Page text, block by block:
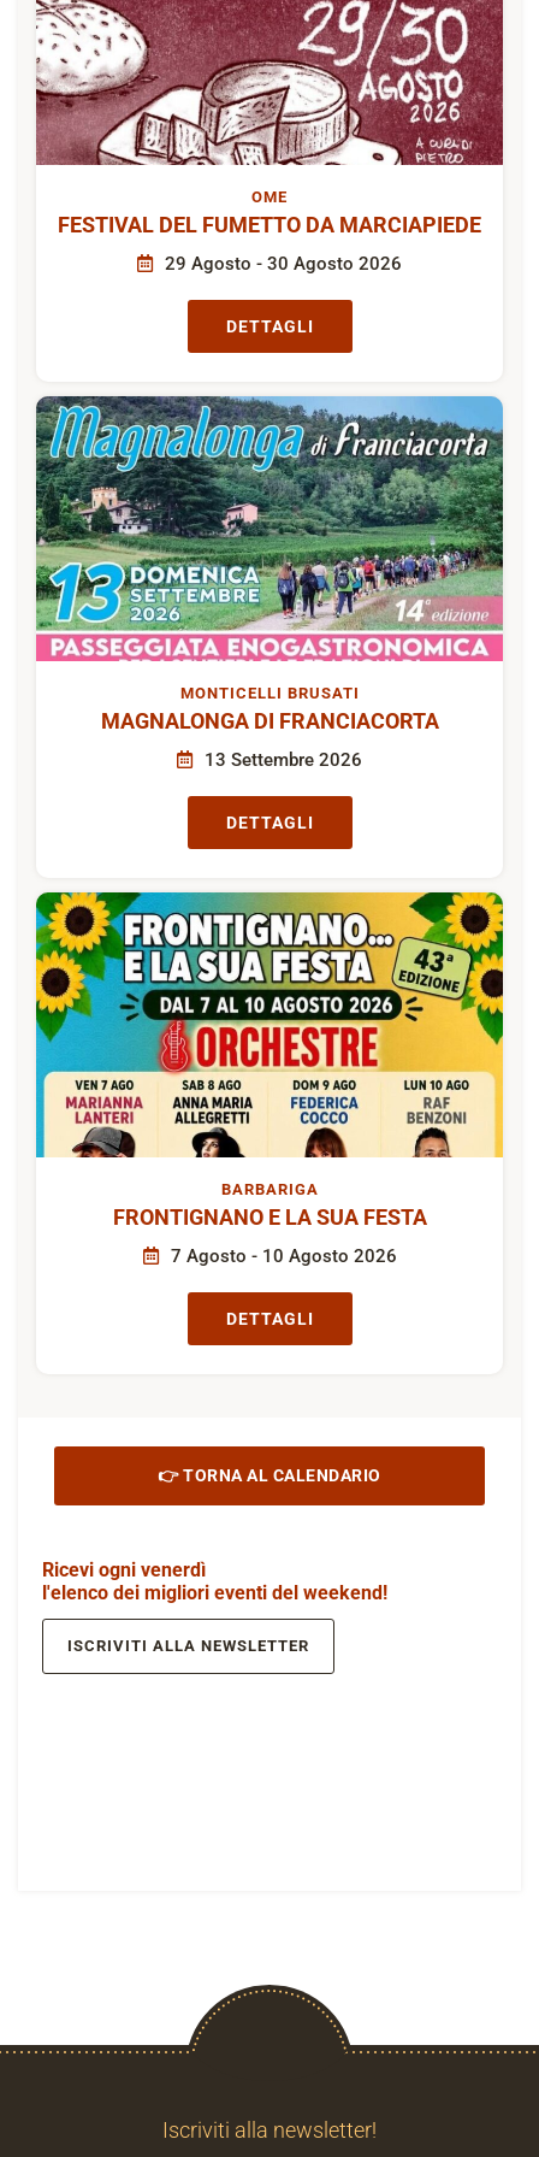
OME
FESTIVAL DEL FUMETTO DA MARCIAPIEDE
29 Agosto - 30 Agosto 2026
DETTAGLI
MONTICELLI BRUSATI
MAGNALONGA DI FRANCIACORTA
13 Settembre 2026
DETTAGLI
BARBARIGA
FRONTIGNANO E LA SUA FESTA
7 Agosto - 10 Agosto 2026
DETTAGLI
👉 TORNA AL CALENDARIO
Ricevi ogni venerdì
l'elenco dei migliori eventi del weekend!
ISCRIVITI ALLA NEWSLETTER
Iscriviti alla newsletter!